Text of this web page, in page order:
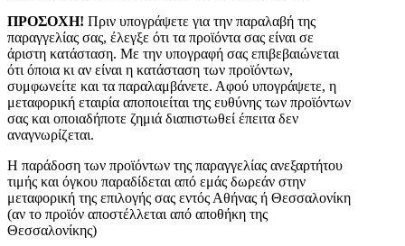
ΠΡΟΣΟΧΗ! Πριν υπογράψετε για την παραλαβή της
παραγγελίας σας, έλεγξε ότι τα προϊόντα σας είναι σε
άριστη κατάσταση. Με την υπογραφή σας επιβεβαιώνεται
ότι όποια κι αν είναι η κατάσταση των προϊόντων,
συμφωνείτε και τα παραλαμβάνετε. Αφού υπογράψετε, η
μεταφορική εταιρία αποποιείται της ευθύνης των προϊόντων
σας και οποιαδήποτε ζημιά διαπιστωθεί έπειτα δεν
αναγνωρίζεται.
Η παράδοση των προϊόντων της παραγγελίας ανεξαρτήτου
τιμής και όγκου παραδίδεται από εμάς δωρεάν στην
μεταφορική της επιλογής σας εντός Αθήνας ή Θεσσαλονίκη
(αν το προϊόν αποστέλλεται από αποθήκη της
Θεσσαλονίκης)